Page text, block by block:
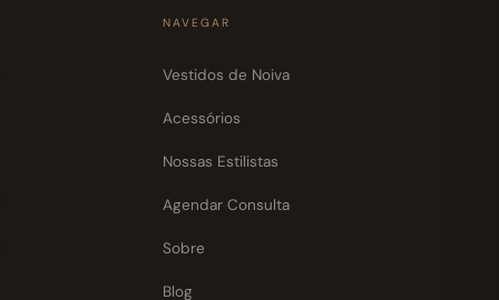
NAVEGAR
Vestidos de Noiva
Acessórios
Nossas Estilistas
Agendar Consulta
Sobre
Blog